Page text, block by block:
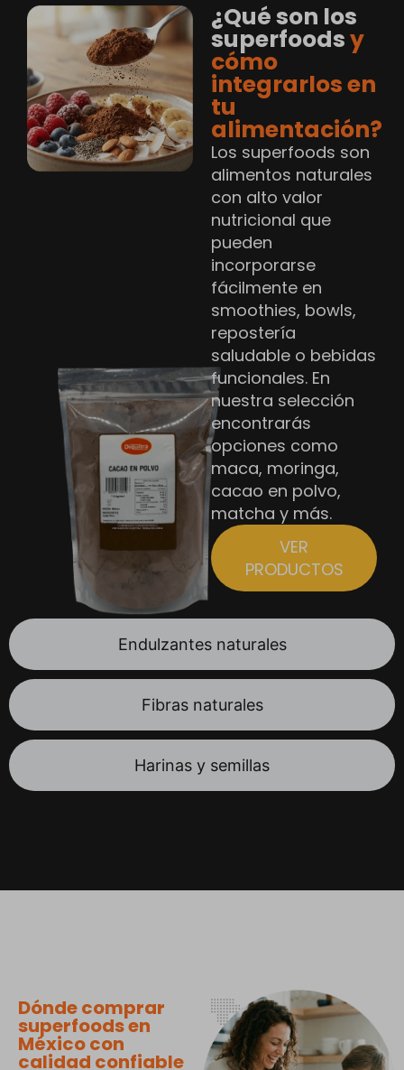
Endulzantes naturales
Fibras naturales
Harinas y semillas
¿Qué son los
superfoodsy
cómo
integrarlos en
tu
alimentación?
Los superfoods son
alimentos naturales
con alto valor
nutricional que
pueden
incorporarse
fácilmente en
smoothies, bowls,
repostería
saludable o bebidas
funcionales. En
nuestra selección
encontrarás
opciones como
maca, moringa,
cacao en polvo,
matcha y más.
VER
PRODUCTOS
Dónde comprar
superfoods en
México con
calidad confiable